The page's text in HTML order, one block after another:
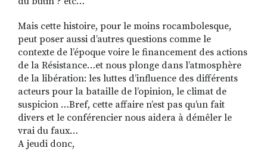
Mais cette histoire, pour le moins rocambolesque,
peut poser aussi d’autres questions comme le
contexte de l’époque voire le financement des actions
de la Résistance…et nous plonge dans l’atmosphère
de la libération: les luttes d’influence des différents
acteurs pour la bataille de l’opinion, le climat de
suspicion …Bref, cette affaire n’est pas qu’un fait
divers et le conférencier nous aidera à démêler le
vrai du faux…
A jeudi donc,